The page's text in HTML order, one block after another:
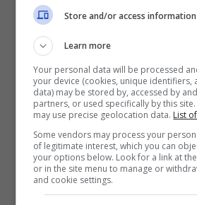
Dia considerato un top in Serie A
L’ex portieredell’Inter
Store and/or access
Learn more
Your personal data will be processed
your device (cookies, unique identifiers,
data) may be stored by, accessed by
partners, or used specifically by this
may use precise geolocation data. List
Some vendors may process your
of legitimate interest, which you can
your options below. Look for a link at
or in the site menu to manage or
and cookie settings.